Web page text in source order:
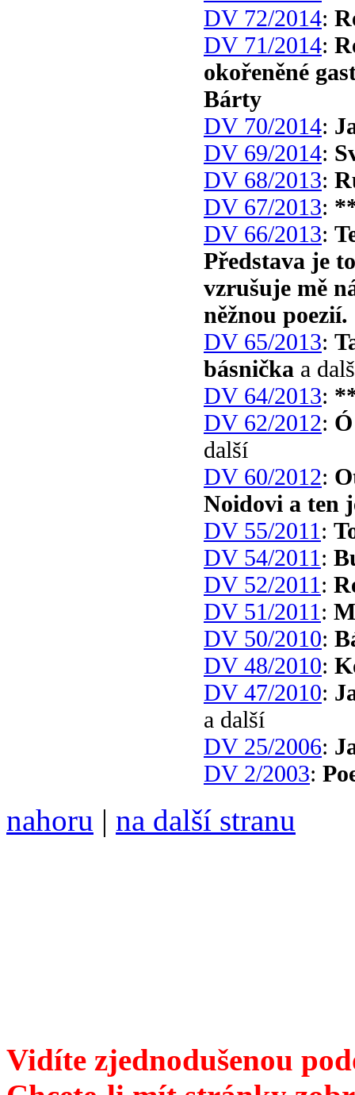
DV 72/2014:
DV 71/2014:
okořeněné
Bárty
DV 70/2014:
DV 69/2014:
DV 68/2013:
DV 67/2013:
DV 66/2013:
Představa je
vzrušuje mě
něžnou poezií.
DV 65/2013:
básnička a
DV 64/2013:
DV 62/2012:
další
DV 60/2012:
Noidovi a ten
DV 55/2011 :
DV 54/2011 :
DV 52/2011 :
DV 51/2011 :
DV 50/2010:
DV 48/2010:
DV 47/2010:
a další
DV 25/2006:
DV 2/2003:
nahoru | na další stranu
Vidíte zjednodušenou